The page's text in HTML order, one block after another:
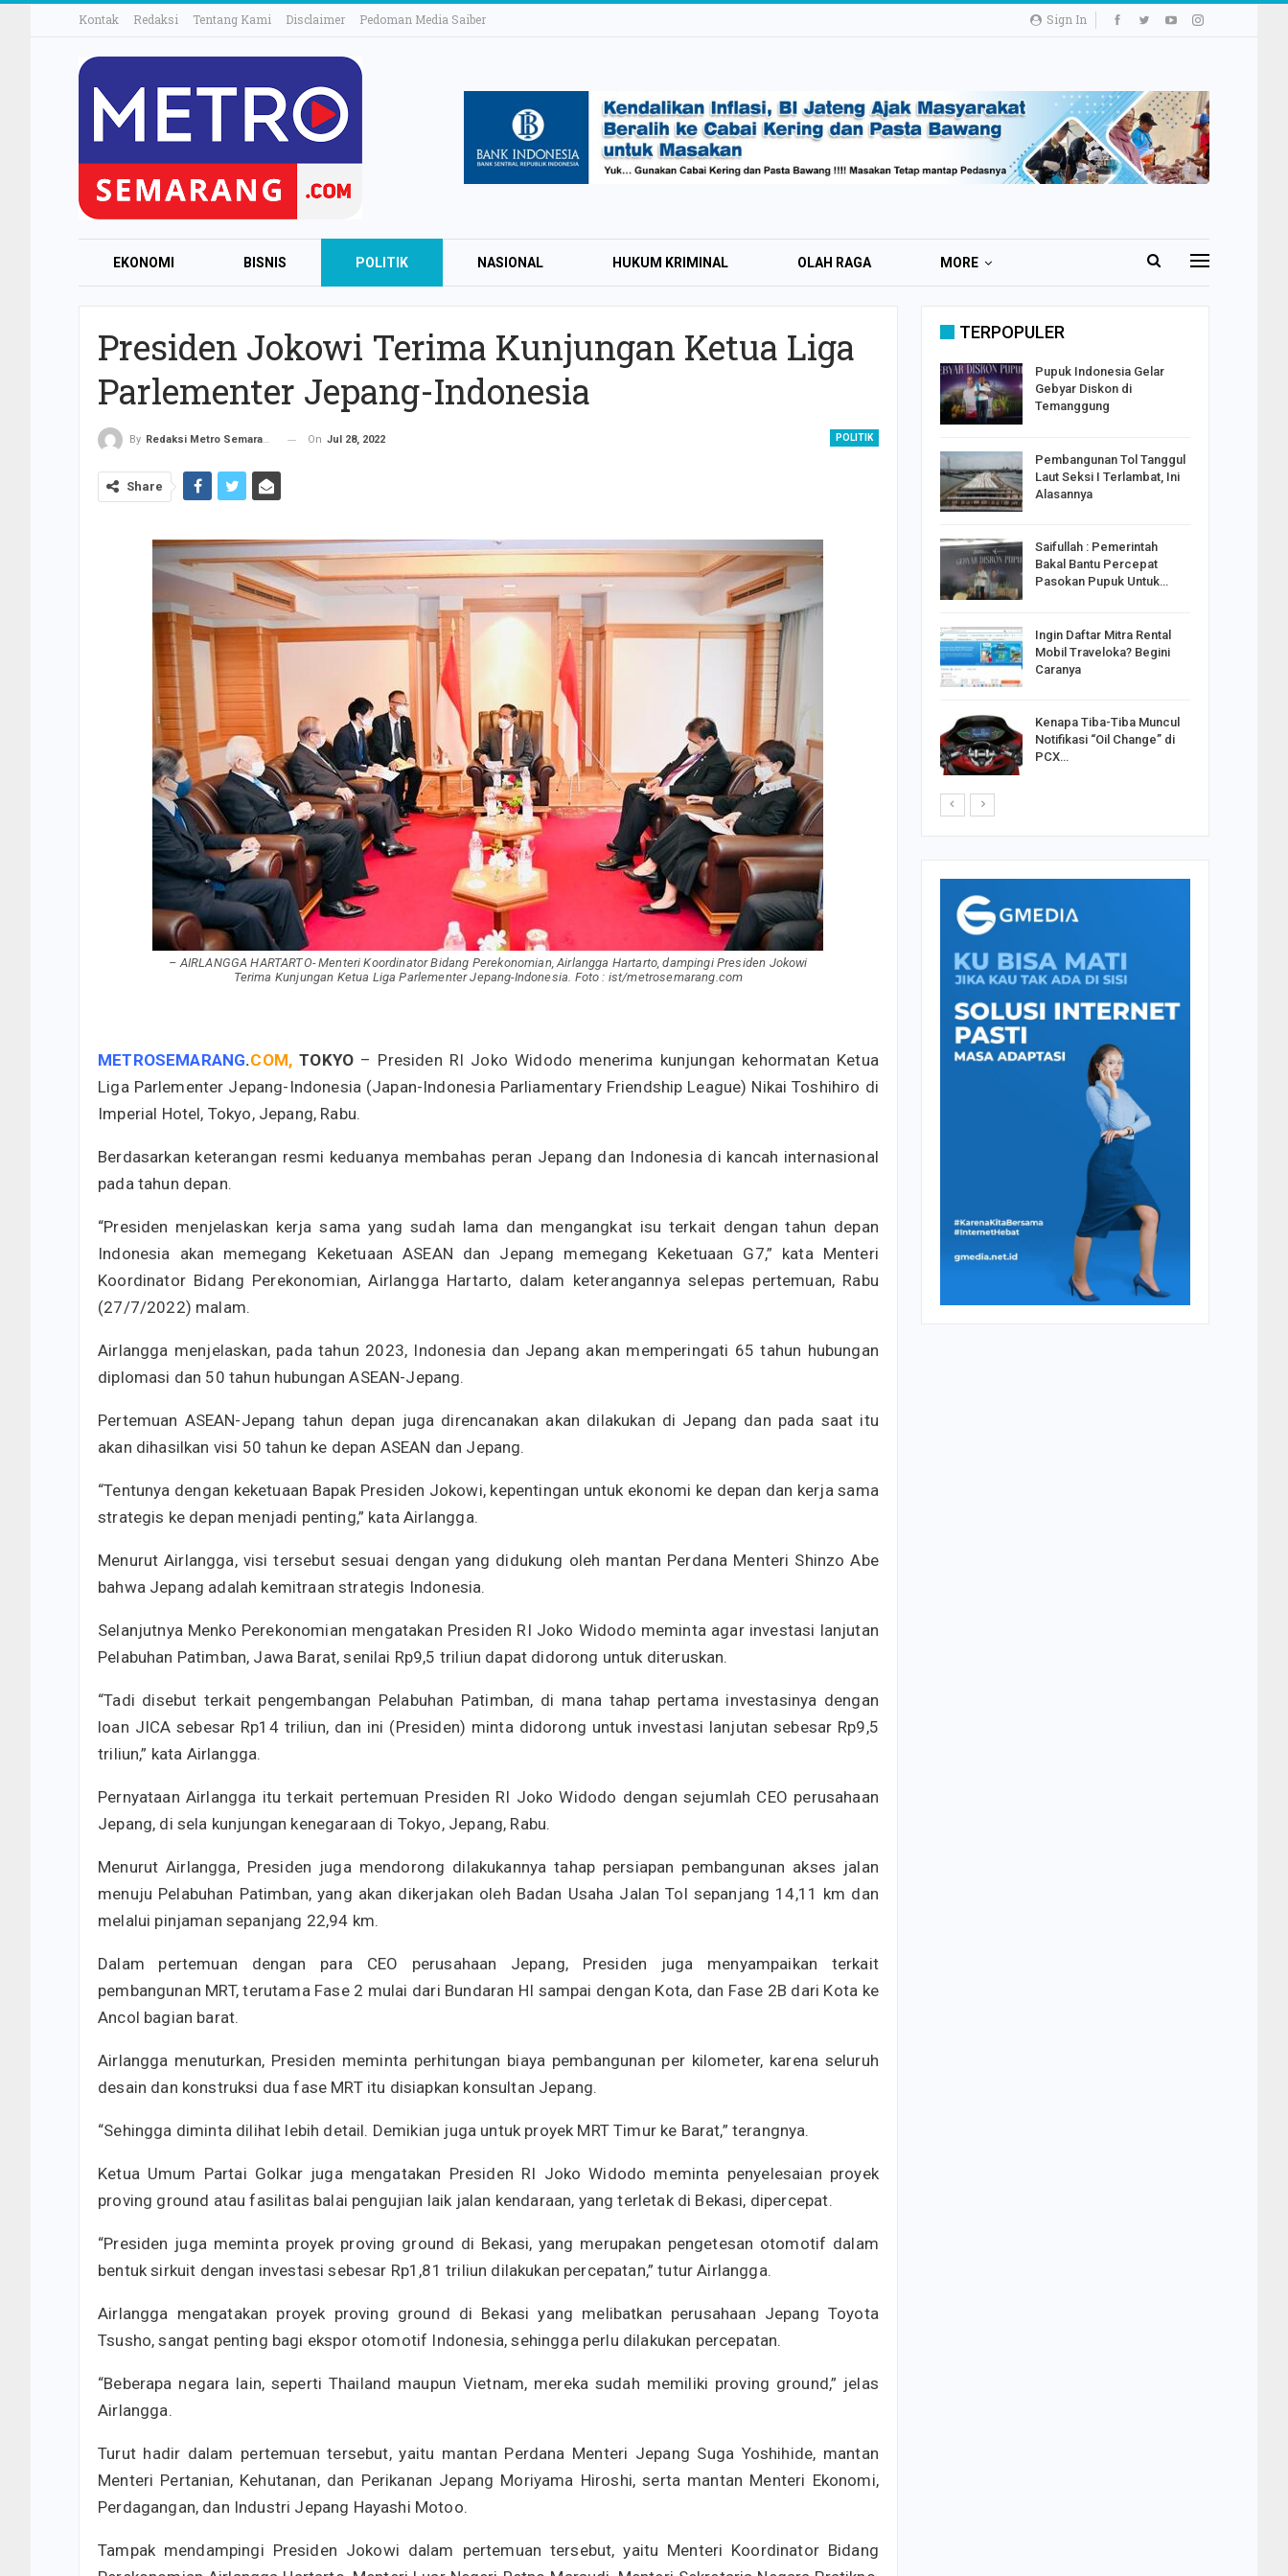
Sign In
Kontak Redaksi Tentang Kami Disclaimer Pedoman Media Saiber
EKONOMI BISNIS POLITIK NASIONAL HUKUM KRIMINAL OLAH RAGA MORE
Presiden Jokowi Terima Kunjungan Ketua Liga
Parlementer Jepang-Indonesia
POLITIK
By Redaksi Metro Semarang On Jul 28, 2022
Share
– AIRLANGGA HARTARTO- Menteri Koordinator Bidang Perekonomian, Airlangga Hartarto, dampingi Presiden Jokowi
Terima Kunjungan Ketua Liga Parlementer Jepang-Indonesia. Foto : ist/metrosemarang.com
METROSEMARANG.COM,TOKYO – Presiden RI Joko Widodo menerima kunjungan kehormatan Ketua
Liga Parlementer Jepang-Indonesia (Japan-Indonesia Parliamentary Friendship League) Nikai Toshihiro di
Imperial Hotel, Tokyo, Jepang, Rabu.
Berdasarkan keterangan resmi keduanya membahas peran Jepang dan Indonesia di kancah internasional
pada tahun depan.
“Presiden menjelaskan kerja sama yang sudah lama dan mengangkat isu terkait dengan tahun depan
Indonesia akan memegang Keketuaan ASEAN dan Jepang memegang Keketuaan G7,” kata Menteri
Koordinator Bidang Perekonomian, Airlangga Hartarto, dalam keterangannya selepas pertemuan, Rabu
(27/7/2022) malam.
Airlangga menjelaskan, pada tahun 2023, Indonesia dan Jepang akan memperingati 65 tahun hubungan
diplomasi dan 50 tahun hubungan ASEAN-Jepang.
Pertemuan ASEAN-Jepang tahun depan juga direncanakan akan dilakukan di Jepang dan pada saat itu
akan dihasilkan visi 50 tahun ke depan ASEAN dan Jepang.
“Tentunya dengan keketuaan Bapak Presiden Jokowi, kepentingan untuk ekonomi ke depan dan kerja sama
strategis ke depan menjadi penting,” kata Airlangga.
Menurut Airlangga, visi tersebut sesuai dengan yang didukung oleh mantan Perdana Menteri Shinzo Abe
bahwa Jepang adalah kemitraan strategis Indonesia.
Selanjutnya Menko Perekonomian mengatakan Presiden RI Joko Widodo meminta agar investasi lanjutan
Pelabuhan Patimban, Jawa Barat, senilai Rp9,5 triliun dapat didorong untuk diteruskan.
“Tadi disebut terkait pengembangan Pelabuhan Patimban, di mana tahap pertama investasinya dengan
loan JICA sebesar Rp14 triliun, dan ini (Presiden) minta didorong untuk investasi lanjutan sebesar Rp9,5
triliun,” kata Airlangga.
Pernyataan Airlangga itu terkait pertemuan Presiden RI Joko Widodo dengan sejumlah CEO perusahaan
Jepang, di sela kunjungan kenegaraan di Tokyo, Jepang, Rabu.
Menurut Airlangga, Presiden juga mendorong dilakukannya tahap persiapan pembangunan akses jalan
menuju Pelabuhan Patimban, yang akan dikerjakan oleh Badan Usaha Jalan Tol sepanjang 14,11 km dan
melalui pinjaman sepanjang 22,94 km.
Dalam pertemuan dengan para CEO perusahaan Jepang, Presiden juga menyampaikan terkait
pembangunan MRT, terutama Fase 2 mulai dari Bundaran HI sampai dengan Kota, dan Fase 2B dari Kota ke
Ancol bagian barat.
Airlangga menuturkan, Presiden meminta perhitungan biaya pembangunan per kilometer, karena seluruh
desain dan konstruksi dua fase MRT itu disiapkan konsultan Jepang.
“Sehingga diminta dilihat lebih detail. Demikian juga untuk proyek MRT Timur ke Barat,” terangnya.
Ketua Umum Partai Golkar juga mengatakan Presiden RI Joko Widodo meminta penyelesaian proyek
proving ground atau fasilitas balai pengujian laik jalan kendaraan, yang terletak di Bekasi, dipercepat.
“Presiden juga meminta proyek proving ground di Bekasi, yang merupakan pengetesan otomotif dalam
bentuk sirkuit dengan investasi sebesar Rp1,81 triliun dilakukan percepatan,” tutur Airlangga.
Airlangga mengatakan proyek proving ground di Bekasi yang melibatkan perusahaan Jepang Toyota
Tsusho, sangat penting bagi ekspor otomotif Indonesia, sehingga perlu dilakukan percepatan.
“Beberapa negara lain, seperti Thailand maupun Vietnam, mereka sudah memiliki proving ground,” jelas
Airlangga.
Turut hadir dalam pertemuan tersebut, yaitu mantan Perdana Menteri Jepang Suga Yoshihide, mantan
Menteri Pertanian, Kehutanan, dan Perikanan Jepang Moriyama Hiroshi, serta mantan Menteri Ekonomi,
Perdagangan, dan Industri Jepang Hayashi Motoo.
Tampak mendampingi Presiden Jokowi dalam pertemuan tersebut, yaitu Menteri Koordinator Bidang
TERPOPULER
KAI Daop 4 Layani 51 Ribu
Relawan “Aksi Sahabat
Gibran” Gelar Masak Sehat
di Semarang,…
View 360⁰ Hamparan
Sawah, Kafe Angon Jiwo
Keren Banget
Bagas Adhadirgha : Ganjar
Pranowo Akan Dorong
Penguatan Wirausaha
Pupuk Indonesia Gelar
Gebyar Diskon di
Temanggung
Pembangunan Tol Tanggul
Laut Seksi I Terlambat, Ini
Alasannya
Saifullah : Pemerintah
Bakal Bantu Percepat
Pasokan Pupuk Untuk…
Ingin Daftar Mitra Rental
Mobil Traveloka? Begini
Caranya
Kenapa Tiba-Tiba Muncul
Notifikasi “Oil Change” di
PCX…